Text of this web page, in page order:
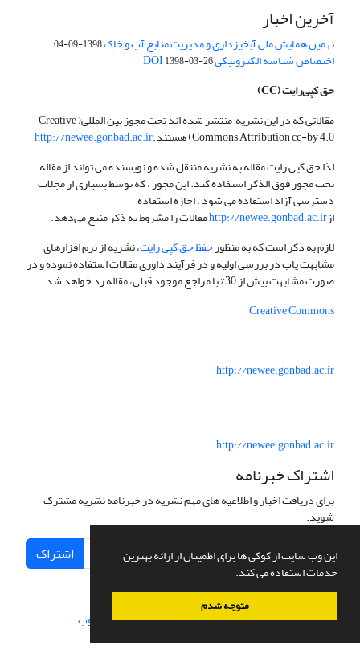
این وب سایت از کوکی ها برای اطمینان از ارائه بهترین
خدمات استفاده می کند.
متوجه شدم
آخرین اخبار
نهمین همایش ملی آبخیزداری و مدیریت منابع آب و خاک1398-09-04
اختصاص شناسه الکترونیکی DOI1398-03-26
حق کپی‌رایت(CC)
مقالاتی که در این نشریه منتشر شده اند تحت مجوز بین المللی( Creative
Commons Attribution cc-by 4.0) هستند.
http://newee.gonbad.ac.ir
لذا حق کپی رایت مقاله به نشریه منتقل شده و نویسنده می تواند از مقاله
تحت مجوز فوق الذکر استفاده کند. این مجوز ، که توسط بسیاری از مجلات
دسترسی آزاد استفاده می شود ، اجازه استفاده
ازhttp://newee.gonbad.ac.irمقالات را مشروط به ذکر منبع می‌دهد.
لازم به ذکر است که به منظورحفظ حق کپی رایت، نشریه از نرم افزارهای
مشابهت یاب در بررسی اولیه و در فرآیند داوری مقالات استفاده نموده و در
صورت مشابهت بیش از 30% با مراجع موجود قبلی، مقاله رد خواهد شد.
Creative Commons
http://newee.gonbad.ac.ir
http://newee.gonbad.ac.ir
اشتراک خبرنامه
برای دریافت اخبار و اطلاعیه های مهم نشریه در خبرنامه نشریه مشترک
شوید.
اشتراک
سامانه مدیریت نشریات علمی.طراحی و پیاده سازی از سیناوب